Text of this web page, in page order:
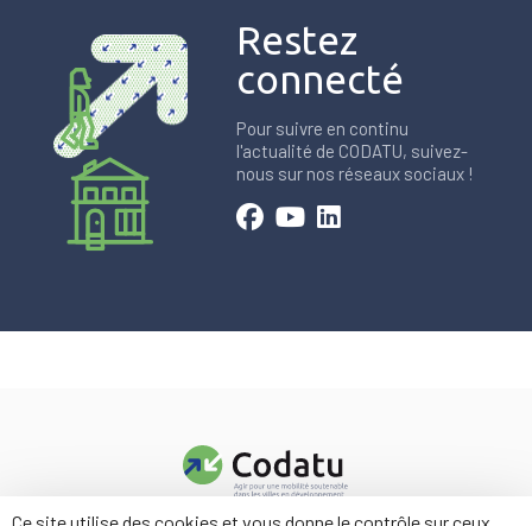
Restez
connecté
Pour suivre en continu
l'actualité de CODATU, suivez-
nous sur nos réseaux sociaux !